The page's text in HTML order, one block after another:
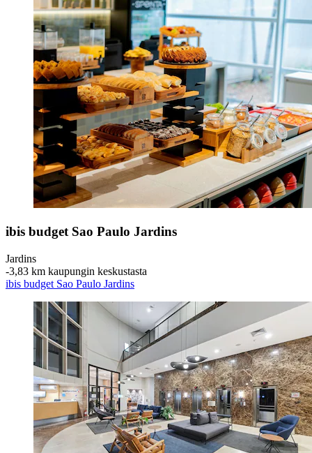
ibis budget Sao Paulo Jardins
Jardins
‐3,83 km kaupungin keskustasta
ibis budget Sao Paulo Jardins